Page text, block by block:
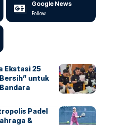
Google News
Follow
Ekstasi 25
untuk
Padel
&